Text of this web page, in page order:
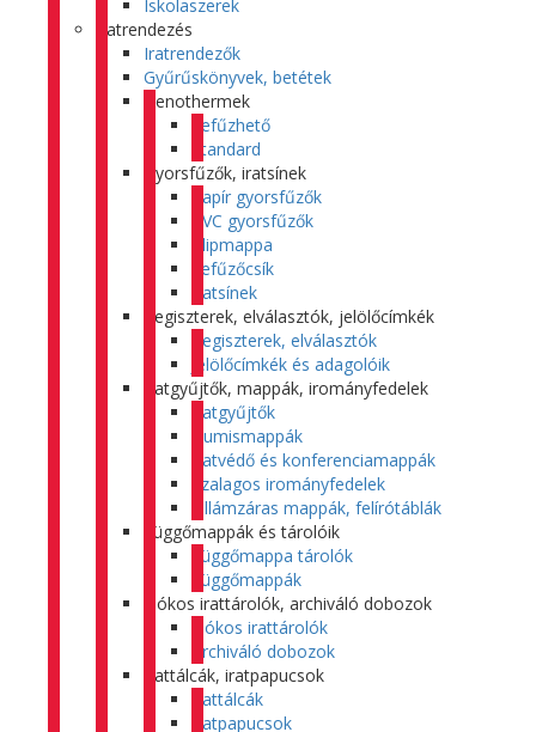
Iskolaszerek
Iratrendezés
Iratrendezők
Gyűrűskönyvek, betétek
Genothermek
Lefűzhető
Standard
Gyorsfűzők, iratsínek
Papír gyorsfűzők
PVC gyorsfűzők
Klipmappa
Lefűzőcsík
Iratsínek
Regiszterek, elválasztók, jelölőcímkék
Regiszterek, elválasztók
Jelölőcímkék és adagolóik
Iratgyűjtők, mappák, irományfedelek
Iratgyűjtők
Gumismappák
Iratvédő és konferenciamappák
Szalagos irományfedelek
Villámzáras mappák, felírótáblák
Függőmappák és tárolóik
Függőmappa tárolók
Függőmappák
Fiókos irattárolók, archiváló dobozok
Fiókos irattárolók
Archiváló dobozok
Irattálcák, iratpapucsok
Irattálcák
Iratpapucsok